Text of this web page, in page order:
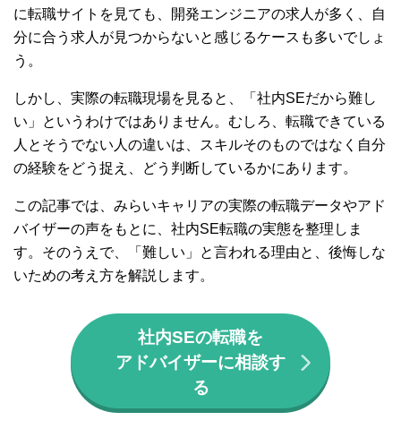
に転職サイトを見ても、開発エンジニアの求人が多く、自
分に合う求人が見つからないと感じるケースも多いでしょ
う。
しかし、実際の転職現場を見ると、「社内SEだから難し
い」というわけではありません。むしろ、転職できている
人とそうでない人の違いは、スキルそのものではなく自分
の経験をどう捉え、どう判断しているかにあります。
この記事では、みらいキャリアの実際の転職データやアド
バイザーの声をもとに、社内SE転職の実態を整理しま
す。そのうえで、「難しい」と言われる理由と、後悔しな
いための考え方を解説します。
社内SEの転職を
アドバイザーに相談す
る